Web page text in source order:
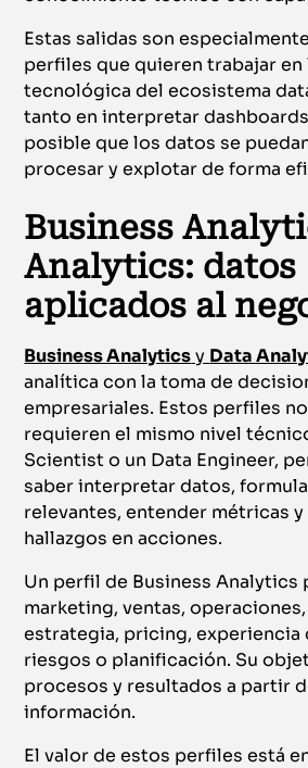
Estas salidas son
perfiles que quieren trabajar en
tecnológica del ecosistema
tanto en interpretar
posible que los datos se
procesar y explotar de forma
Business
Analytics: datos
aplicados al
Business Analyticsy Data
analítica con la toma de
empresariales. Estos perfiles
requieren el mismo nivel
Scientist o un Data Engineer,
saber interpretar datos,
relevantes, entender métricas
hallazgos en acciones.
Un perfil de Business Analytics
marketing, ventas, operaciones,
estrategia, pricing, experiencia
riesgos o planificación. Su
procesos y resultados a partir
información.
El valor de estos perfiles está